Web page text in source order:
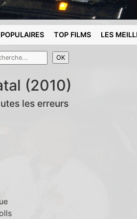
TOP FILMS LES
(2010)
les erreurs